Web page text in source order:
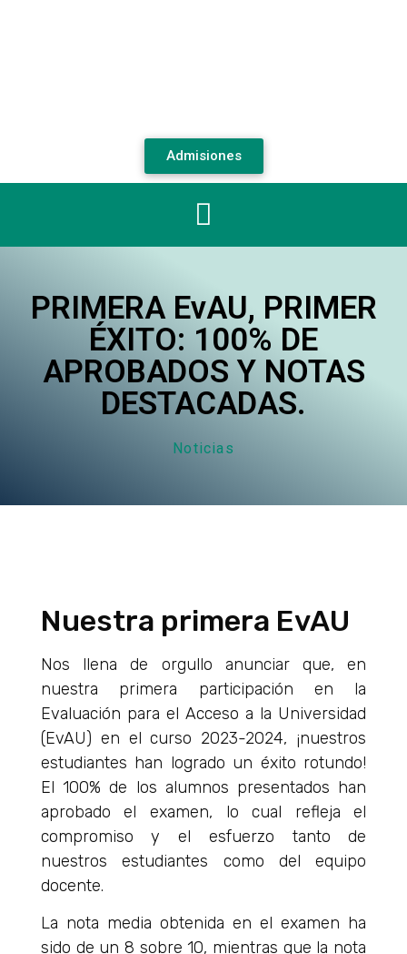
Admisiones
PRIMERA EvAU, PRIMER
ÉXITO: 100% DE
APROBADOS Y NOTAS
DESTACADAS.
Noticias
Nuestra primera EvAU
Nos llena de orgullo anunciar que, en
nuestra primera participación en la
Evaluación para el Acceso a la Universidad
(EvAU) en el curso 2023-2024, ¡nuestros
estudiantes han logrado un éxito rotundo!
El 100% de los alumnos presentados han
aprobado el examen, lo cual refleja el
compromiso y el esfuerzo tanto de
nuestros estudiantes como del equipo
docente.
La nota media obtenida en el examen ha
sido de un 8 sobre 10, mientras que la nota